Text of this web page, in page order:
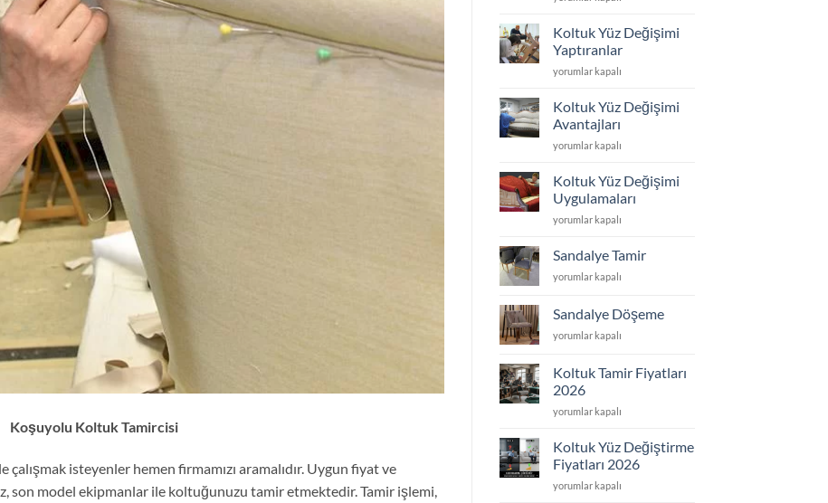
Koşuyolu Koltuk Tamircisi
çalışmak isteyenler hemen firmamızı aramalıdır. Uygun fiyat ve
son model ekipmanlar ile koltuğunuzu tamir etmektedir. Tamir işlemi,
Yüz
için
Koltuk Yüz Değişimi
Yaptıranlar
Koltuk
Değişimi
için
yorumlar kapalı
Koltuk Yüz Değişimi
Avantajları
Koltuk
Değişimi
için
yorumlar kapalı
Koltuk Yüz Değişimi
Uygulamaları
Koltuk
Değişimi
Uygulamaları
için
yorumlar kapalı
Sandalye Tamir
Sandalye
yorumlar kapalı
Sandalye Döşeme
Sandalye
yorumlar kapalı
Koltuk Tamir Fiyatları
2026
Koltuk
Fiyatları
için
yorumlar kapalı
Koltuk Yüz Değiştirme
Fiyatları 2026
Koltuk
yorumlar kapalı